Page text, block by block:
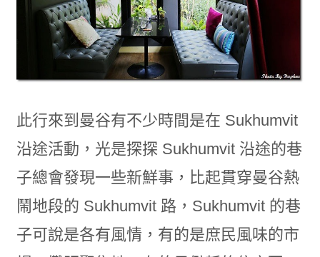
此行來到曼谷有不少時間是在 Sukhumvit
沿途活動，光是探探 Sukhumvit 沿途的巷
子總會發現一些新鮮事，比起貫穿曼谷熱
鬧地段的 Sukhumvit 路，Sukhumvit 的巷
子可說是各有風情，有的是庶民風味的市